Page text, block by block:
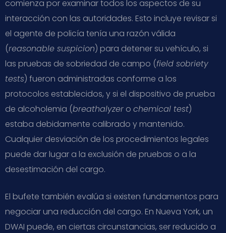
comienza por examinar todos los aspectos de su
interacción con las autoridades. Esto incluye revisar si
el agente de policía tenía una razón válida
(reasonable suspicion) para detener su vehículo, si
las pruebas de sobriedad de campo (field sobriety
tests) fueron administradas conforme a los
protocolos establecidos, y si el dispositivo de prueba
de alcoholemia (breathalyzer o chemical test)
estaba debidamente calibrado y mantenido.
Cualquier desviación de los procedimientos legales
puede dar lugar a la exclusión de pruebas o a la
desestimación del cargo.
El bufete también evalúa si existen fundamentos para
negociar una reducción del cargo. En Nueva York, un
DWAI puede, en ciertas circunstancias, ser reducido a